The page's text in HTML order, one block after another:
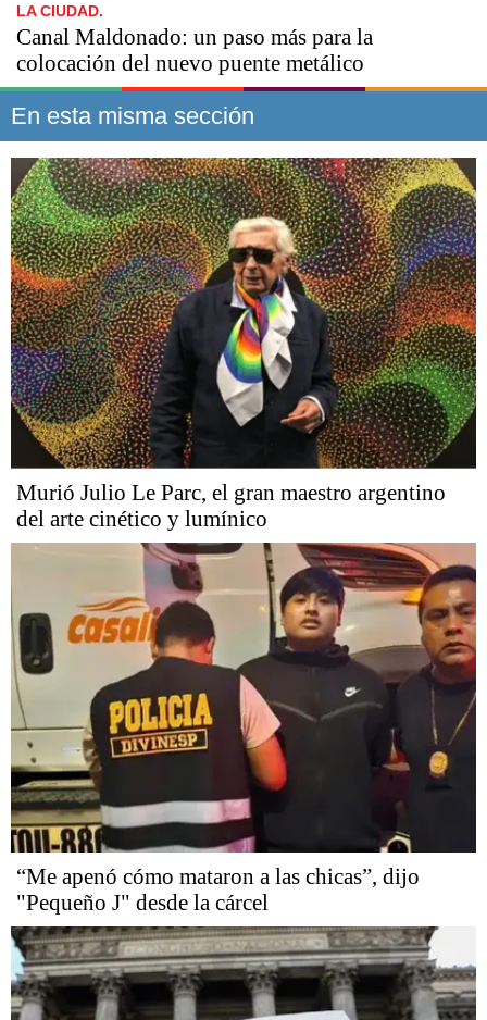
LA CIUDAD.
Canal Maldonado: un paso más para la
colocación del nuevo puente metálico
En esta misma sección
Murió Julio Le Parc, el gran maestro argentino
del arte cinético y lumínico
“Me apenó cómo mataron a las chicas”, dijo
"Pequeño J" desde la cárcel